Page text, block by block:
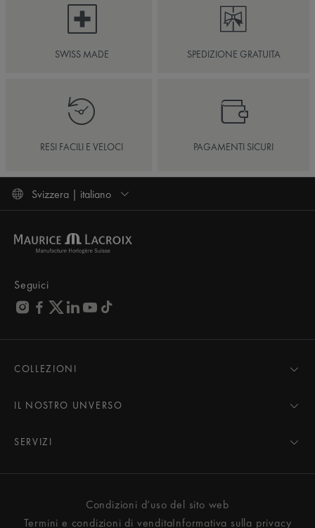
SWISS MADE SPEDIZIONE GRATUITA
RESI FACILI E VELOCI PAGAMENTI SICURI
Svizzera | italiano
Seguici
COLLEZIONI
AIKON
PONTOS
FIABA
Uomo
IL NOSTRO UNVERSO
Area stampa
Collaborazioni
SERVIZI
Consigli per la manutenzione
Servizi e prezziCondizioni d’uso del sito web
Termini e condizioni di venditaInformativa sulla privacy